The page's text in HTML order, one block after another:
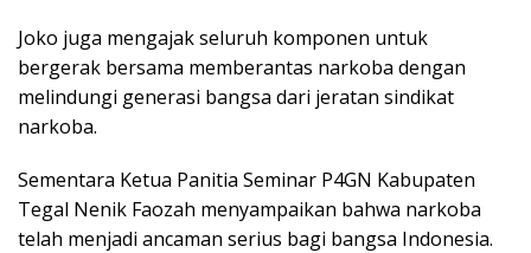
Joko juga mengajak seluruh komponen untuk
bergerak bersama memberantas narkoba dengan
melindungi generasi bangsa dari jeratan sindikat
narkoba.
Sementara Ketua Panitia Seminar P4GN Kabupaten
Tegal Nenik Faozah menyampaikan bahwa narkoba
telah menjadi ancaman serius bagi bangsa Indonesia.